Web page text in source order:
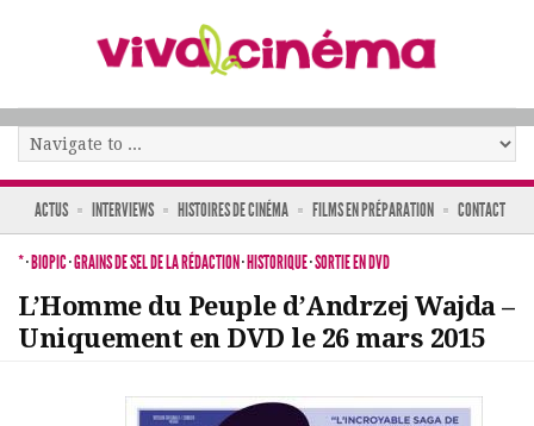
ACTUS INTERVIEWS HISTOIRES DE CINÉMA FILMS EN PRÉPARATION CONTACT
*·BIOPIC·GRAINS DE SEL DE LA RÉDACTION·HISTORIQUE·SORTIE EN DVD
L’Homme du Peuple d’Andrzej Wajda –
Uniquement en DVD le 26 mars 2015